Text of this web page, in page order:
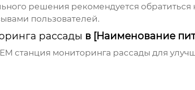
решения рекомендуется обратиться
пользователей.
рассады в [Наименование
станция мониторинга рассады для